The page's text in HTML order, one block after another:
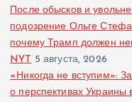
После обысков и
подозрение Ольге
почему Трамп должен
NYT 5 августа, 2026
«Никогда не вступим»:
о перспективах